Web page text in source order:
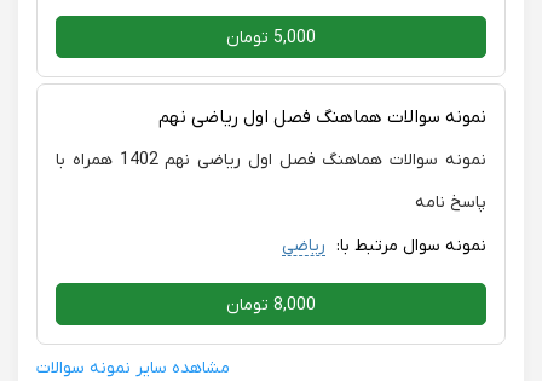
5,000 تومان
نمونه سوالات هماهنگ فصل اول ریاضی نهم
نمونه سوالات هماهنگ فصل اول ریاضی نهم 1402 همراه با
پاسخ نامه
نمونه سوال مرتبط با: ریاضی
8,000 تومان
مشاهده سایر نمونه سوالات